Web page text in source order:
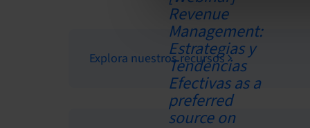
Explora nuestros recursos